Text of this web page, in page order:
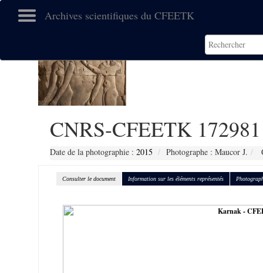
Archives scientifiques du CFEETK
CNRS-CFEETK 172981
Date de la photographie : 2015 Photographe : Maucor J.
Consulter le document Information sur les éléments représentés